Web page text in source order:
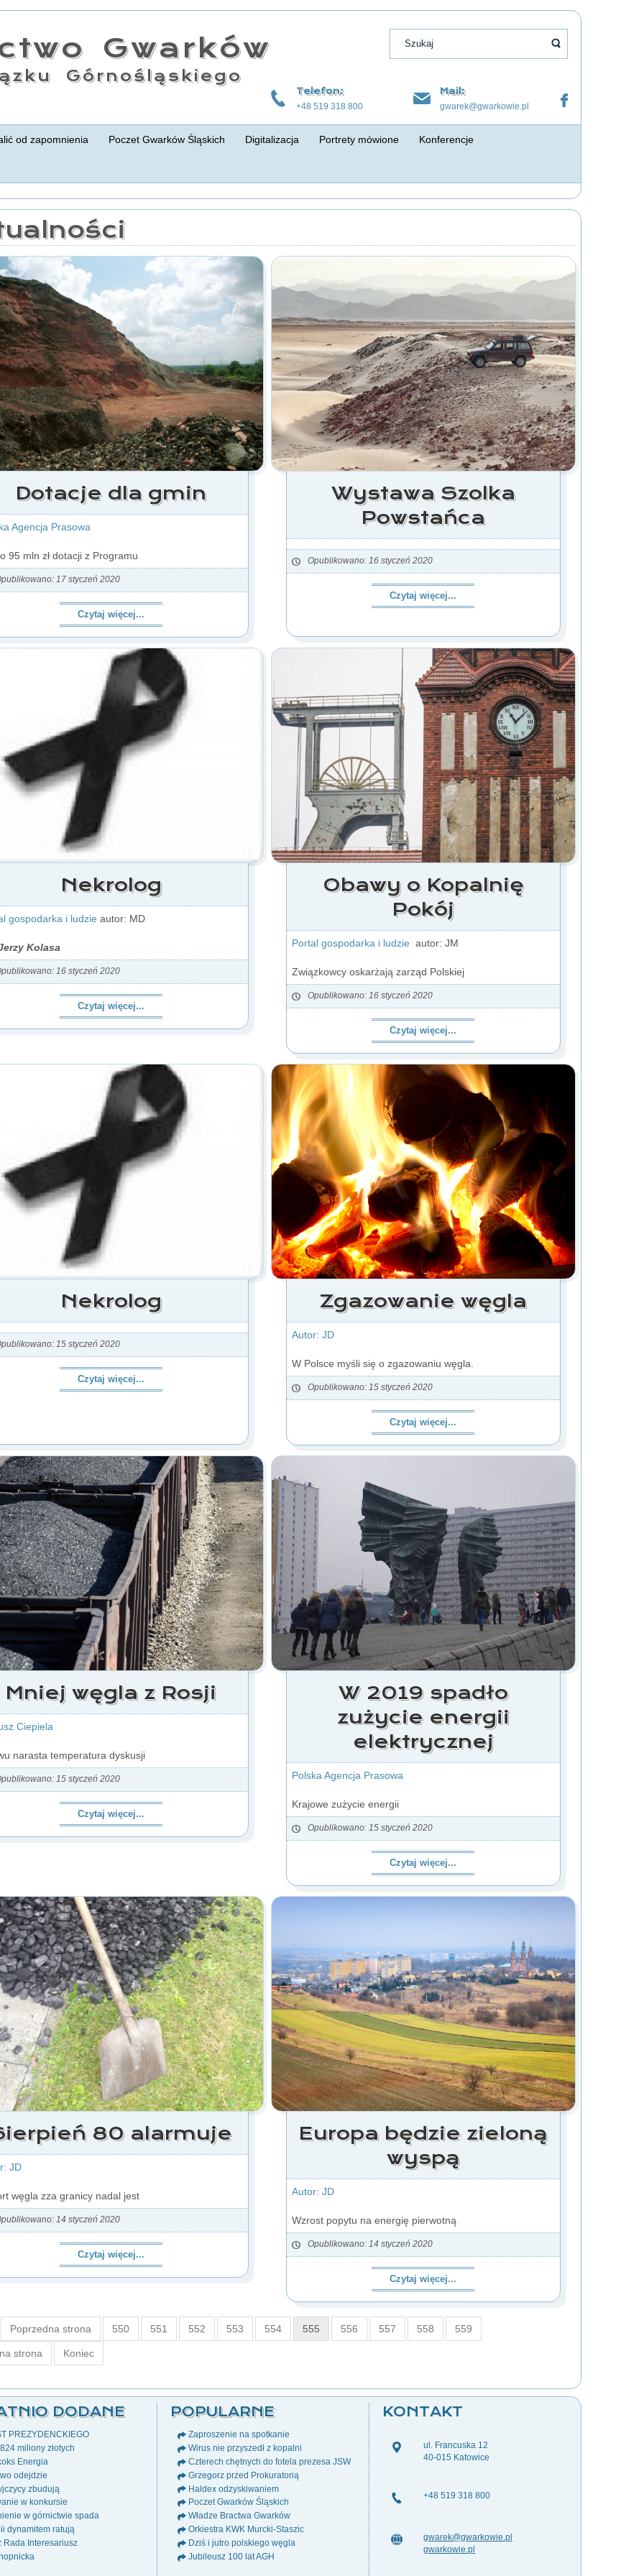
Gwarków
Górnośląskiego
Telefon:
+48 519 318 800
Mail:
gwarek@gwarkowie.pl
od zapomnienia Poczet Gwarków Śląskich Digitalizacja Portrety mówione Konferencje
Dotacje dla gmin
Agencja Prasowa
95 mln zł dotacji z Programu
17 styczeń 2020
Czytaj więcej...
Wystawa Szolka
Powstańca
Opublikowano: 16 styczeń 2020
Czytaj więcej...
Nekrolog
gospodarka i ludzie autor: MD
Kolasa
16 styczeń 2020
Czytaj więcej...
Obawy o Kopalnię
Pokój
Portal gospodarka i ludzie autor: JM
Związkowcy oskarżają zarząd Polskiej
Opublikowano: 16 styczeń 2020
Czytaj więcej...
Nekrolog
15 styczeń 2020
Czytaj więcej...
Zgazowanie węgla
Autor: JD
W Polsce myśli się o zgazowaniu węgla.
Opublikowano: 15 styczeń 2020
Czytaj więcej...
Mniej węgla z Rosji
Ciepiela
narasta temperatura dyskusji
15 styczeń 2020
Czytaj więcej...
W 2019 spadło
zużycie energii
elektrycznej
Polska Agencja Prasowa
Krajowe zużycie energii
Opublikowano: 15 styczeń 2020
Czytaj więcej...
80 alarmuje
JD
węgla zza granicy nadal jest
14 styczeń 2020
Czytaj więcej...
Europa będzie zieloną
wyspą
Autor: JD
Wzrost popytu na energię pierwotną
Opublikowano: 14 styczeń 2020
Czytaj więcej...
Poprzedna strona 550 551 552 553 554 555 556 557 558 559
strona Koniec
DODANE
PREZYDENCKIEGO
miliony złotych
Energia
odejdzie
zbudują
w konkursie
w górnictwie spada
dynamitem ratują
Rada Interesariusz
POPULARNE
Zaproszenie na spotkanie
Wirus nie przyszedł z kopalni
Czterech chętnych do fotela prezesa JSW
Grzegorz przed Prokuratorią
Haldex odzyskiwaniem
Poczet Gwarków Śląskich
Władze Bractwa Gwarków
Orkiestra KWK Murcki-Staszic
Dziś i jutro polskiego węgla
Jubileusz 100 lat AGH
KONTAKT
ul. Francuska 12
40-015 Katowice
+48 519 318 800
gwarek@gwarkowie.pl
gwarkowie.pl